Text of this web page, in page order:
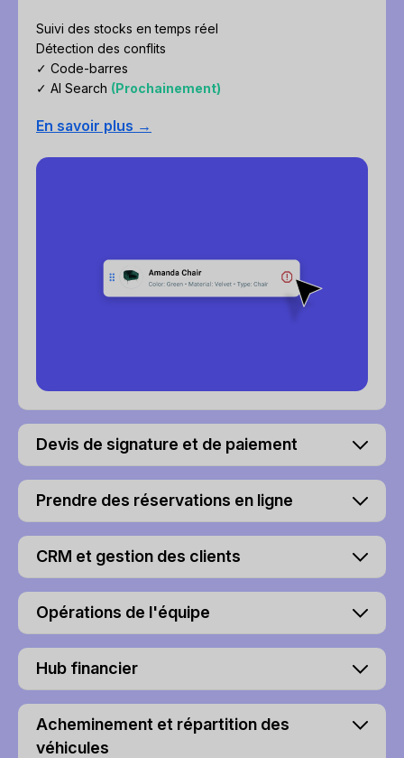
Suivi des stocks en temps réel
Détection des conflits
✓ Code-barres
✓ AI Search (Prochainement)
En savoir plus →
Devis de signature et de paiement
Prendre des réservations en ligne
CRM et gestion des clients
Opérations de l'équipe
Hub financier
Acheminement et répartition des
véhicules